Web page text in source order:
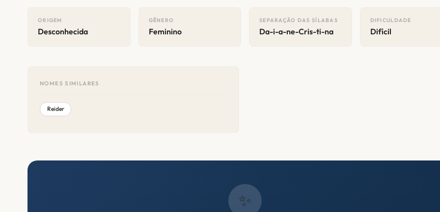
ORIGEM
Desconhecida
GÊNERO
Feminino
SEPARAÇÃO DAS SÍLABAS
Da-i-a-ne-Cris-ti-na
DIFICULDADE
Difícil
NOMES SIMILARES
Reider
✨